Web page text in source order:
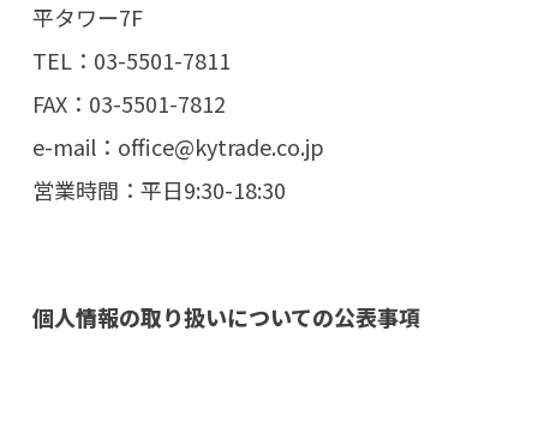
平タワー7F
TEL：03-5501-7811
FAX：03-5501-7812
e-mail：office@kytrade.co.jp
営業時間：平日9:30-18:30
個人情報の取り扱いについての公表事項